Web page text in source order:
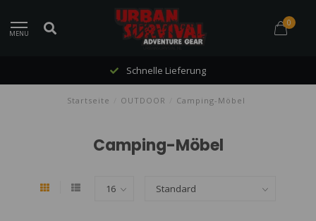
MENU
0
Schnelle Lieferung
Startseite OUTDOOR Camping-Möbel
Camping-Möbel